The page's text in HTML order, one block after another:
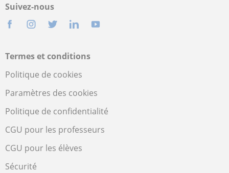
Suivez-nous
Termes et conditions
Politique de cookies
Paramètres des cookies
Politique de confidentialité
CGU pour les professeurs
CGU pour les élèves
Sécurité